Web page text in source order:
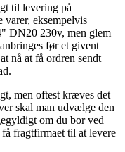
til levering på
varer, eksempelvis
DN20 230v, men glem
før et givent
nå at få ordren sendt
men oftest kræves det
skal man udvælge den
om du bor ved
fragtfirmaet til at levere